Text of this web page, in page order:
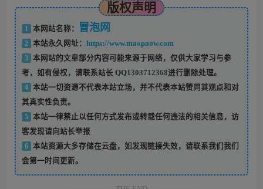
版权声明
1 本网站名称： 冒泡网
2 本站永久网址： https://www.maopaow.com
3
本网站的文章部分内容可能来源于网络，仅供大家学习与参
考，如有侵权，请联系站长 QQ1303712368进行删除处理。
4
本站一切资源不代表本站立场，并不代表本站赞同其观点和对
其真实性负责。
5
本站一律禁止以任何方式发布或转载任何违法的相关信息，访
客发现请向站长举报
6
本站资源大多存储在云盘，如发现链接失效，请联系我们我们
会第一时间更新。